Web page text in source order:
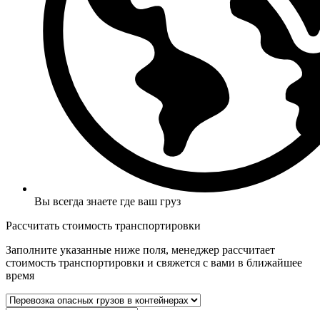
Вы всегда знаете где ваш груз
Рассчитать стоимость транспортировки
Заполните указанные ниже поля, менеджер рассчитает
стоимость транспортировки и свяжется с вами в ближайшее
время